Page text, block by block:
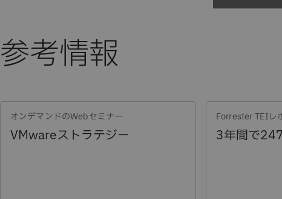
てのチームに信頼される自動化
ソフトウェアの高度なオートメーションにより、IT、
ーション、アプリケーションチームはインフラストラクチャと
自信を持って最適化できるようになります。透明性が高く、監
データ駆動型アクションを提供することで、このプラットフォ
化を確実にする統合
は幅広いツールやテクノロジーとシームレスに統合し
導のプロセスを通じてチームがワークロード、アプリケーショ
ーを迅速に運用できるようにします。カスタマイズ可能なポリ
ースの割り当て、ワークロードの配置、スケーリングに関する
のプラットフォームで、コストとパフォーマンス
プラットフォームにより、チームはコストを削減し、
ハイブリッドの環境全体でアプリケーションの性能を確保する
を見据えた戦略をサポートするプラットフォーム
は、お客様のビジネスニーズの変化に合わせて進化・
応性の高い設計になっています。このプラットフォームのアプ
いており、ハイブリッドクラウド、マルチクラウド、エッジ、
と供給をマッチングさせます。これにより、インフラストラク
参考情報
オンデマンドのWebセミナー
VMwareストラテジー
Forrester TEIレ
3年間で